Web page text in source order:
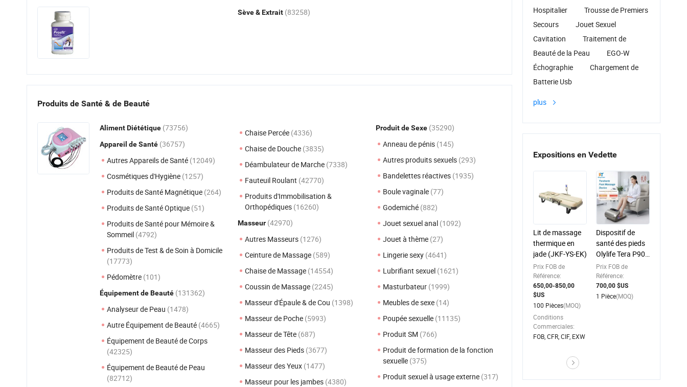
Sève & Extrait (83258)
Produits de Santé & de Beauté
Aliment Diététique (73756)
Appareil de Santé (36757)
Autres Appareils de Santé (12049)
Cosmétiques d'Hygiène (1257)
Produits de Santé Magnétique (264)
Produits de Santé Optique (51)
Produits de Santé pour Mémoire &
Sommeil (4792)
Produits de Test & de Soin à Domicile
(17773)
Pédomètre (101)
Équipement de Beauté (131362)
Analyseur de Peau (1478)
Autre Équipement de Beauté (4665)
Équipement de Beauté de Corps
(42325)
Équipement de Beauté de Peau
(82712)
Chaise Percée (4336)
Chaise de Douche (3835)
Déambulateur de Marche (7338)
Fauteuil Roulant (42770)
Produits d'Immobilisation &
Orthopédiques (16260)
Masseur (42970)
Autres Masseurs (1276)
Ceinture de Massage (589)
Chaise de Massage (14554)
Coussin de Massage (2245)
Masseur d'Épaule & de Cou (1398)
Masseur de Poche (5993)
Masseur de Tête (687)
Masseur des Pieds (3677)
Masseur des Yeux (1477)
Masseur pour les jambes (4380)
Produit de Sexe (35290)
Anneau de pénis (145)
Autres produits sexuels (293)
Bandelettes réactives (1935)
Boule vaginale (77)
Godemiché (882)
Jouet sexuel anal (1092)
Jouet à thème (27)
Lingerie sexy (4641)
Lubrifiant sexuel (1621)
Masturbateur (1999)
Meubles de sexe (14)
Poupée sexuelle (11135)
Produit SM (766)
Produit de formation de la fonction
sexuelle (375)
Produit sexuel à usage externe (317)
Hospitalier
Trousse de Premiers
Secours
Jouet Sexuel
Cavitation
Traitement de
Beauté de la Peau
EGO-W
Échographie
Chargement de
Batterie Usb
plus
Expositions en Vedette
Lit de massage
thermique en
jade (JKF-YS-EK)
Prix FOB de
Référence:
650,00-850,00
$US
100 Pièces(MOQ)
Conditions
Commerciales:
FOB, CFR, CIF, EXW
Dispositif de
santé des pieds
Olylife Tera P90
...
Prix FOB de
Référence:
700,00 $US
1 Pièce(MOQ)